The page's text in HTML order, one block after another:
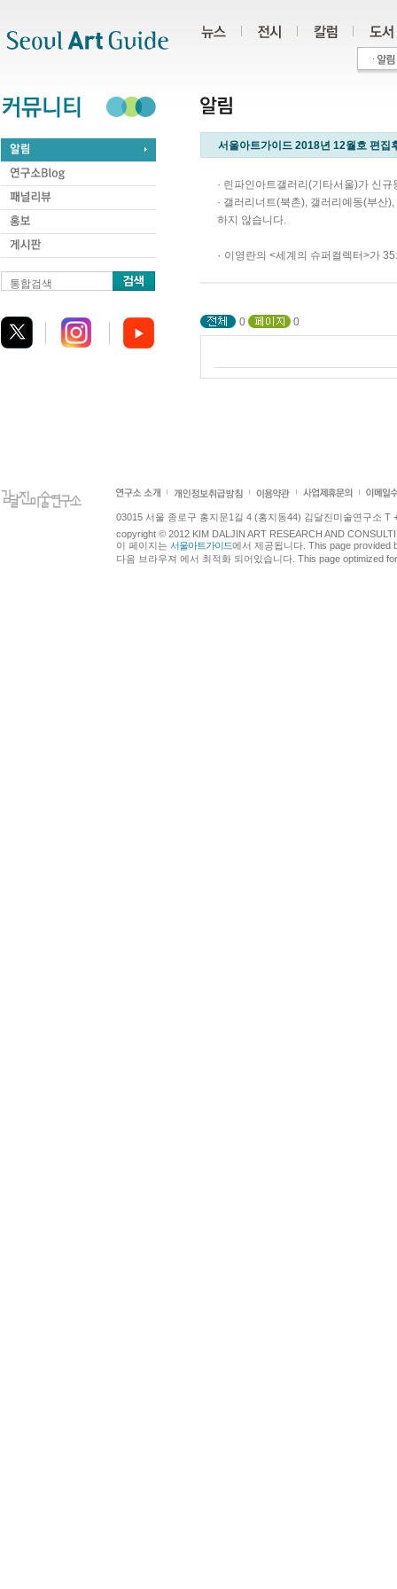
통합검색
서울아트가이드 2018년 12월호 편집
· 린파인아트갤러리(기타서울)가 신
· 갤러리너트(북촌), 갤러리예동(부
하지 않습니다.
· 이영란의 <세계의 슈퍼컬렉터>가
0 0
03015 서울 종로구 홍지문1길 4 (홍지동44) 김달진미술연구소 T
copyright © 2012 KIM DALJIN ART RESEARCH AND
이 페이지는 서울아트가이드에서 제공됩니다. This page provided
다음 브라우져 에서 최적화 되어있습니다. This page optimized